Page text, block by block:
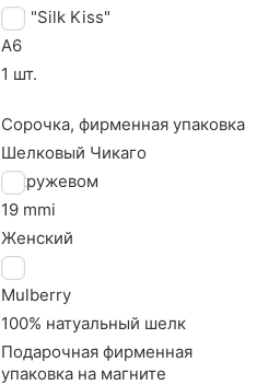
TM "Silk Kiss"
A6
1 шт.
Сорочка, фирменная упаковка
Шелковый Чикаго
С кружевом
19 mmi
Женский
M
Mulberry
100% натуальный шелк
Подарочная фирменная
упаковка на магните